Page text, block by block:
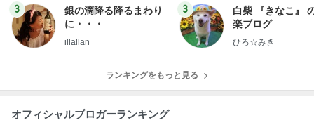
3
銀の滴降る降るまわり
に・・・
illallan
3
白柴 『きなこ』
楽ブログ
ひろ☆みき
ランキングをもっと見る
オフィシャルブロガーランキング